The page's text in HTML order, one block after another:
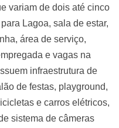
variam de dois até cinco
Lagoa, sala de estar,
área de serviço,
e vagas na
infraestrutura de
de festas, playground,
e carros elétricos,
sistema de câmeras